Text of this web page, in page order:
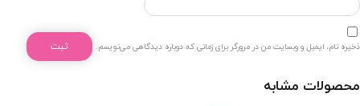
ذخیره نام، ایمیل و وبسایت من در مرورگر برای زمانی که دوباره دیدگاهی می‌نویسم.
محصولات مشابه